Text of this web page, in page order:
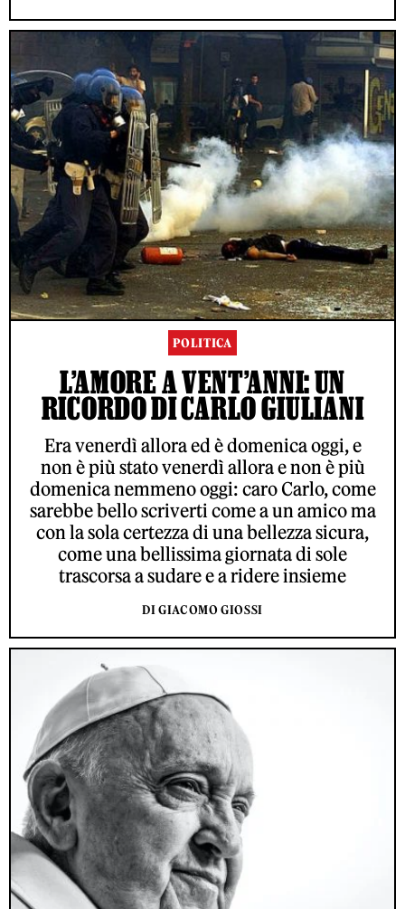
POLITICA
L’AMORE A VENT’ANNI: UN
RICORDO DI CARLO GIULIANI
Era venerdì allora ed è domenica oggi, e
non è più stato venerdì allora e non è più
domenica nemmeno oggi: caro Carlo, come
sarebbe bello scriverti come a un amico ma
con la sola certezza di una bellezza sicura,
come una bellissima giornata di sole
trascorsa a sudare e a ridere insieme
DI GIACOMO GIOSSI